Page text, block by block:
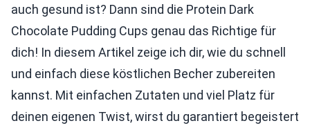
auch gesund ist? Dann sind die Protein Dark
Chocolate Pudding Cups genau das Richtige für
dich! In diesem Artikel zeige ich dir, wie du schnell
und einfach diese köstlichen Becher zubereiten
kannst. Mit einfachen Zutaten und viel Platz für
deinen eigenen Twist, wirst du garantiert begeistert